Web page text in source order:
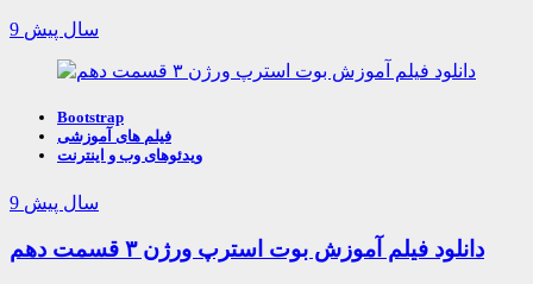
9 سال پیش
Bootstrap
فیلم های آموزشی
ویدئوهای وب و اینترنت
9 سال پیش
دانلود فیلم آموزش بوت استرپ ورژن ۳ قسمت دهم